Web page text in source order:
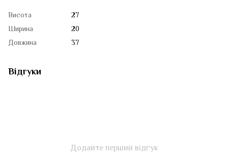
Висота
27
Ширина
20
Довжина
37
Відгуки
Додайте перший відгук